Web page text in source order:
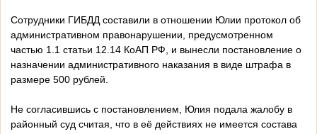
Сотрудники ГИБДД составили в отношении Юлии протокол об
административном правонарушении, предусмотренном
частью 1.1 статьи 12.14 КоАП РФ, и вынесли постановление о
назначении административного наказания в виде штрафа в
размере 500 рублей.
Не согласившись с постановлением, Юлия подала жалобу в
районный суд считая, что в её действиях не имеется состава